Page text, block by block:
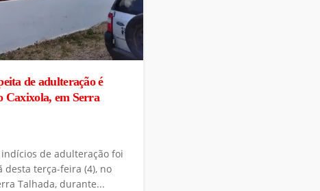
de adulteração é
Caxixola, em Serra
de adulteração foi
terça-feira (4), no
Talhada, durante...